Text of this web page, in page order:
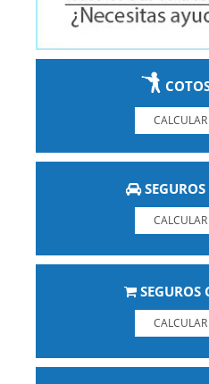
SEGUROS
SEGUROS